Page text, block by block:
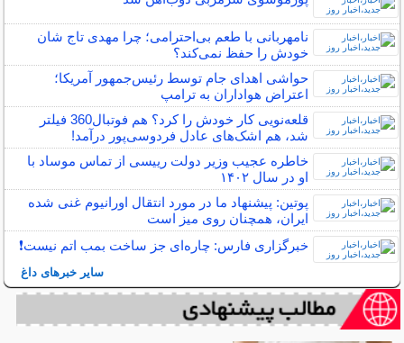
نامهربانی با طعم بی‌احترامی؛ چرا مهدی تاج شان
خودش را حفظ نمی‌کند؟
حواشی اهدای جام توسط رئیس‌جمهور آمریکا؛
اعتراض هواداران به ترامپ
قلعه‌نویی کار خودش را کرد؟ هم فوتبال360 فیلتر
شد، هم اشک‌های عادل فردوسی‌پور درآمد!
خاطره عجیب وزیر دولت رییسی از تماس موساد با
او در سال ۱۴۰۲
پوتین: پیشنهاد ما در مورد انتقال اورانیوم غنی شده
ایران، همچنان روی میز است
خبرگزاری فارس: چاره‌ای جز ساخت بمب اتم نیست❗️
سایر خبرهای داغ